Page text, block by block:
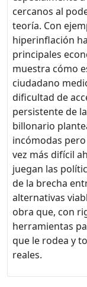
cercanos al
teoría. Con
hiperinflación
principales
muestra cómo
ciudadano
dificultad de
persistente de
billonario
incómodas
vez más difícil
juegan las
de la brecha
alternativas
obra que, con
herramientas
que le rodea y
reales.